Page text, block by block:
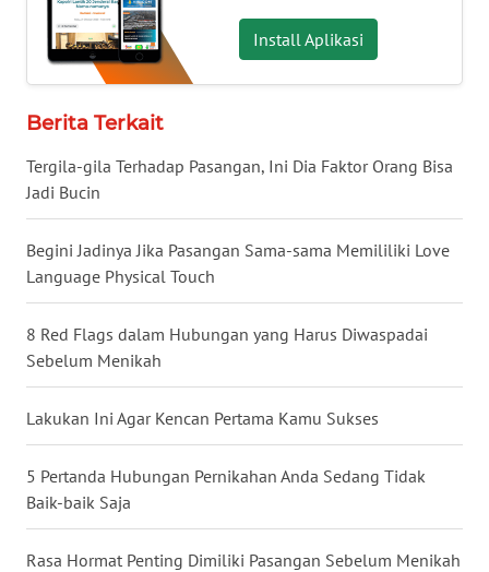
Install Aplikasi
Berita Terkait
Tergila-gila Terhadap Pasangan, Ini Dia Faktor Orang Bisa
Jadi Bucin
Begini Jadinya Jika Pasangan Sama-sama Memililiki Love
Language Physical Touch
8 Red Flags dalam Hubungan yang Harus Diwaspadai
Sebelum Menikah
Lakukan Ini Agar Kencan Pertama Kamu Sukses
5 Pertanda Hubungan Pernikahan Anda Sedang Tidak
Baik-baik Saja
Rasa Hormat Penting Dimiliki Pasangan Sebelum Menikah
WN
SUMBAR
WN
SUMSEL
WN
BENGKULU
WN
LAMPUNG
WN
JATENG
WN
WN